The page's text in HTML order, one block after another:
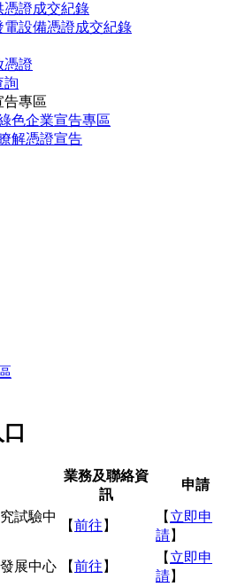
憑證成交紀錄
電設備憑證成交紀錄
憑證
詢
告專區
色企業宣告專區
解憑證宣告
業務及聯絡資
訊
申請
試驗中
【前往 】
【 立即申
請】
展中心 【前往 】
【 立即申
請】